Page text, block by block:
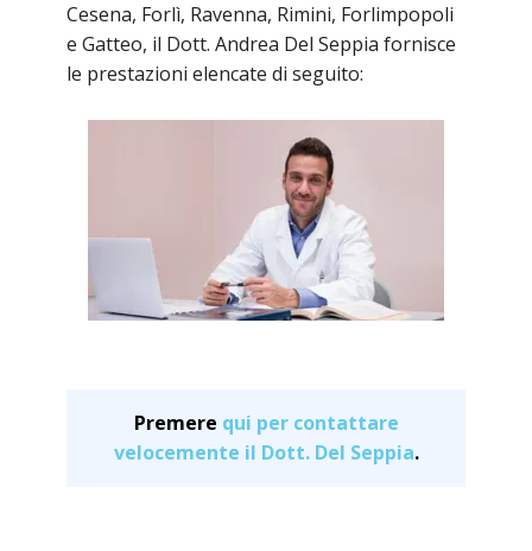
Cesena, Forlì, Ravenna, Rimini, Forlimpopoli
e Gatteo, il Dott. Andrea Del Seppia fornisce
le prestazioni elencate di seguito:
Premere qui per contattare
velocemente il Dott. Del Seppia.